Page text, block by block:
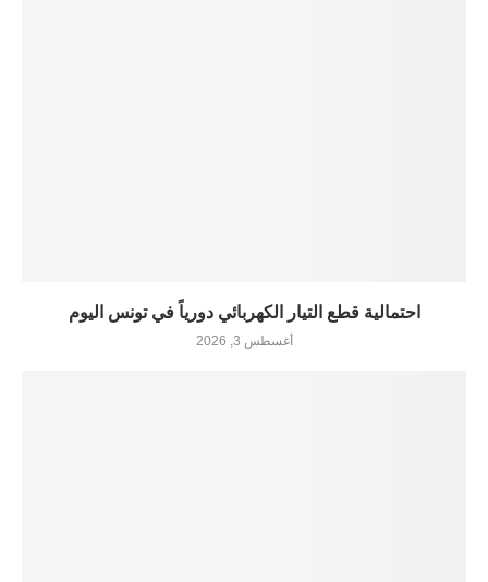
احتمالية قطع التيار الكهربائي دورياً في تونس اليوم
أغسطس 3, 2026